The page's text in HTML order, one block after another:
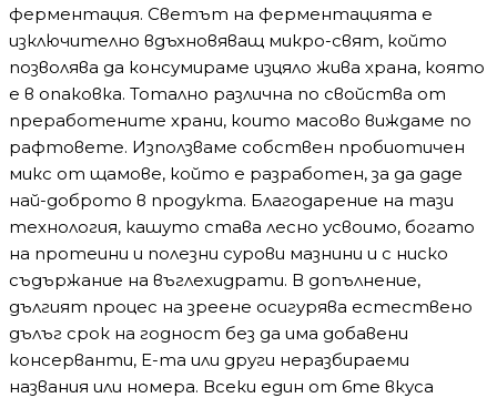
ферментация. Светът на ферментацията е
изключително вдъхновяващ микро-свят, който
позволява да консумираме изцяло жива храна, която
е в опаковка. Тотално различна по свойства от
преработените храни, които масово виждаме по
рафтовете. Използваме собствен пробиотичен
микс от щамове, който е разработен, за да даде
най-доброто в продукта. Благодарение на тази
технология, кашуто става лесно усвоимо, богато
на протеини и полезни сурови мазнини и с ниско
съдържание на въглехидрати. В допълнение,
дългият процес на зреене осигурява естествено
дълъг срок на годност без да има добавени
консерванти, Е-та или други неразбираеми
названия или номера. Всеки един от 6те вкуса